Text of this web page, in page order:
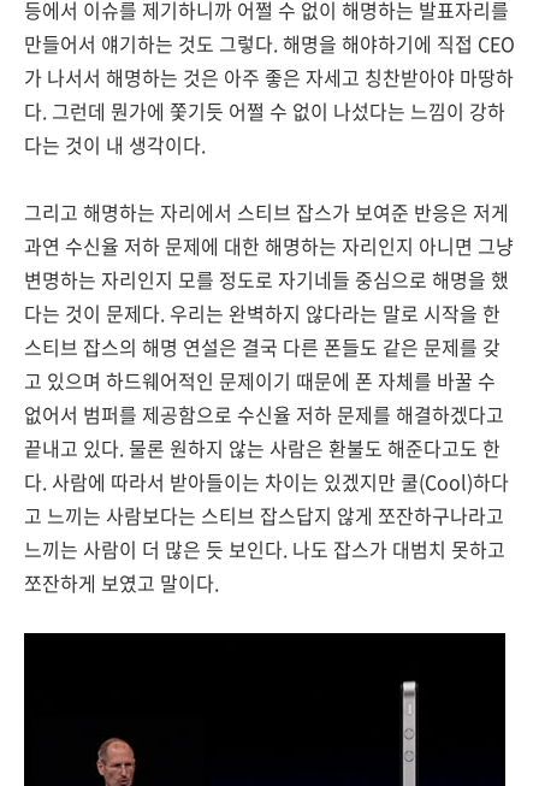
등에서 이슈를 제기하니까 어쩔 수 없이 해명하는 발표자리를
만들어서 얘기하는 것도 그렇다. 해명을 해야하기에 직접 CEO
가 나서서 해명하는 것은 아주 좋은 자세고 칭찬받아야 마땅하
다. 그런데 뭔가에 쫓기듯 어쩔 수 없이 나섰다는 느낌이 강하
다는 것이 내 생각이다.
그리고 해명하는 자리에서 스티브 잡스가 보여준 반응은 저게
과연 수신율 저하 문제에 대한 해명하는 자리인지 아니면 그냥
변명하는 자리인지 모를 정도로 자기네들 중심으로 해명을 했
다는 것이 문제다. 우리는 완벽하지 않다라는 말로 시작을 한
스티브 잡스의 해명 연설은 결국 다른 폰들도 같은 문제를 갖
고 있으며 하드웨어적인 문제이기 때문에 폰 자체를 바꿀 수
없어서 범퍼를 제공함으로 수신율 저하 문제를 해결하겠다고
끝내고 있다. 물론 원하지 않는 사람은 환불도 해준다고도 한
다. 사람에 따라서 받아들이는 차이는 있겠지만 쿨(Cool)하다
고 느끼는 사람보다는 스티브 잡스답지 않게 쪼잔하구나라고
느끼는 사람이 더 많은 듯 보인다. 나도 잡스가 대범치 못하고
쪼잔하게 보였고 말이다.